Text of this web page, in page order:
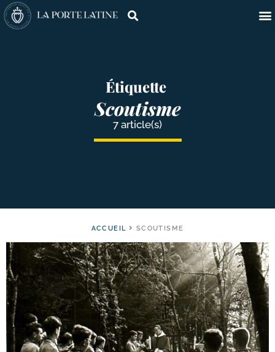
Étiquette
Scoutisme
7 article(s)
ACCUEIL SCOUTISME